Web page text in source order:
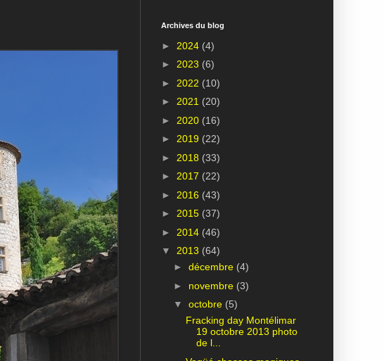
Archives du blog
► 2024 (4)
► 2023 (6)
► 2022 (10)
► 2021 (20)
► 2020 (16)
► 2019 (22)
► 2018 (33)
► 2017 (22)
► 2016 (43)
► 2015 (37)
► 2014 (46)
▼ 2013 (64)
► décembre (4)
► novembre (3)
▼ octobre (5)
Fracking day Montélimar
19 octobre 2013 photo
de l...